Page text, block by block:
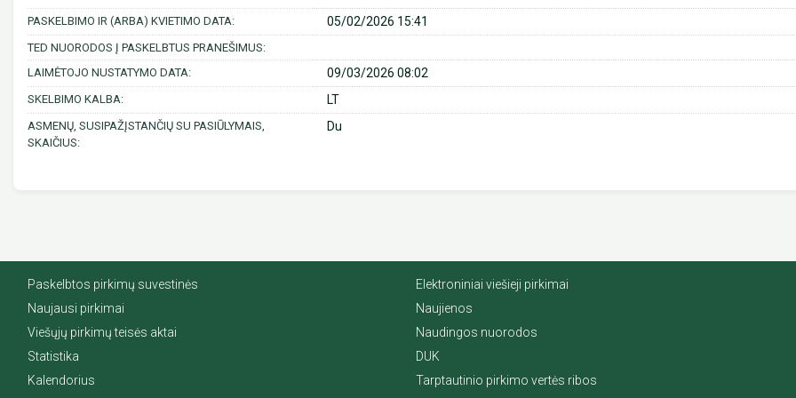
PASKELBIMO IR (ARBA) KVIETIMO DATA: 05/02/2026 15:41
TED NUORODOS Į PASKELBTUS PRANEŠIMUS:
LAIMĖTOJO NUSTATYMO DATA:
09/03/2026 08:02
SKELBIMO KALBA: LT
ASMENŲ, SUSIPAŽĮSTANČIŲ SU PASIŪLYMAIS,
SKAIČIUS:
Du
Paskelbtos pirkimų suvestinės
Naujausi pirkimai
Viešųjų pirkimų teisės aktai
Statistika
Kalendorius
Elektroniniai viešieji pirkimai
Naujienos
Naudingos nuorodos
DUK
Tarptautinio pirkimo vertės ribos